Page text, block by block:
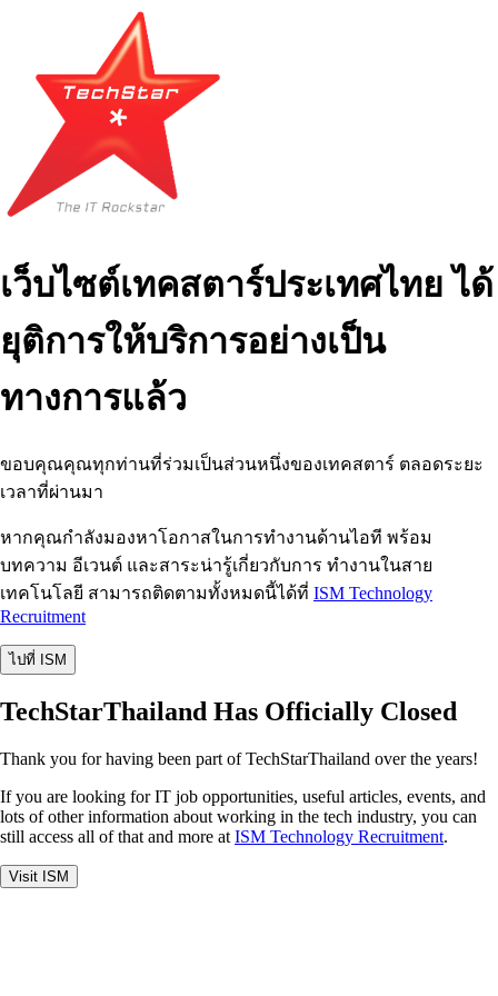
เว็บไซต์เทคสตาร์ประเทศไทย ได้
ยุติการให้บริการอย่างเป็น
ทางการแล้ว
ขอบคุณคุณทุกท่านที่ร่วมเป็นส่วนหนึ่งของเทคสตาร์ ตลอดระยะ
เวลาที่ผ่านมา
หากคุณกำลังมองหาโอกาสในการทำงานด้านไอที พร้อม
บทความ อีเวนต์ และสาระน่ารู้เกี่ยวกับการ ทำงานในสาย
เทคโนโลยี สามารถติดตามทั้งหมดนี้ได้ที่ ISM Technology
Recruitment
ไปที่ ISM
TechStarThailand Has Officially Closed
Thank you for having been part of TechStarThailand over the years!
If you are looking for IT job opportunities, useful articles, events, and
lots of other information about working in the tech industry, you can
still access all of that and more at ISM Technology Recruitment.
Visit ISM